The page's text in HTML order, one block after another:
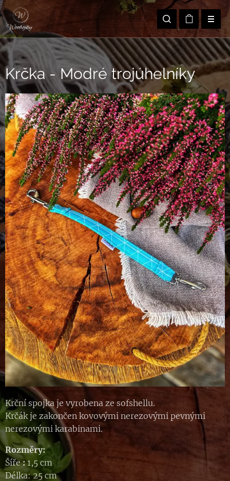
Krčka - Modré trojúhelníky
Krční spojka je vyrobena ze sofshellu.
Krčák je zakončen kovovými nerezovými pevnými
nerezovými karabinami.
Rozměry:
Šíře:1,5 cm
Délka: 25 cm